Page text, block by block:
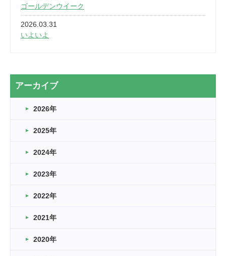
ゴールデンウイーク
2026.03.31
いよいよ
2026.03.20
なぎなた
2026.03.16
車いすバスケとRくんのお話
卒業・卒園の季節★
2026.03.11
緑ケ丘体育館
2022.11.03
アーカイブ
2026年
2025年
2024年
2023年
2022年
2021年
2020年